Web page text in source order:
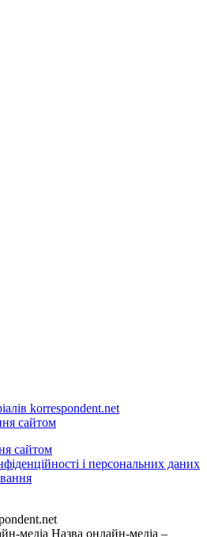
korrespondent.net
сайтом
сайтом
і персональних даних
медіа Назва онлайн-медіа –